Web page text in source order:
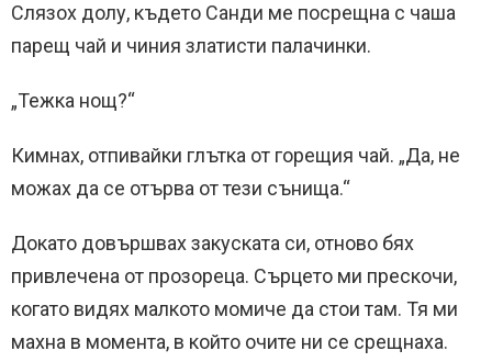
Слязох долу, където Санди ме посрещна с чаша
парещ чай и чиния златисти палачинки.
„Тежка нощ?“
Кимнах, отпивайки глътка от горещия чай. „Да, не
можах да се отърва от тези сънища.“
Докато довършвах закуската си, отново бях
привлечена от прозореца. Сърцето ми прескочи,
когато видях малкото момиче да стои там. Тя ми
махна в момента, в който очите ни се срещнаха.